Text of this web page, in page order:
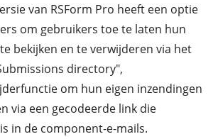
van RSForm Pro heeft een optie
om gebruikers toe te laten hun
bekijken en te verwijderen via het
directory",
om hun eigen inzendingen
via een gecodeerde link die
in de component-e-mails.